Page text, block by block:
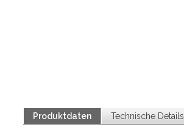
Produktdaten Technische Details